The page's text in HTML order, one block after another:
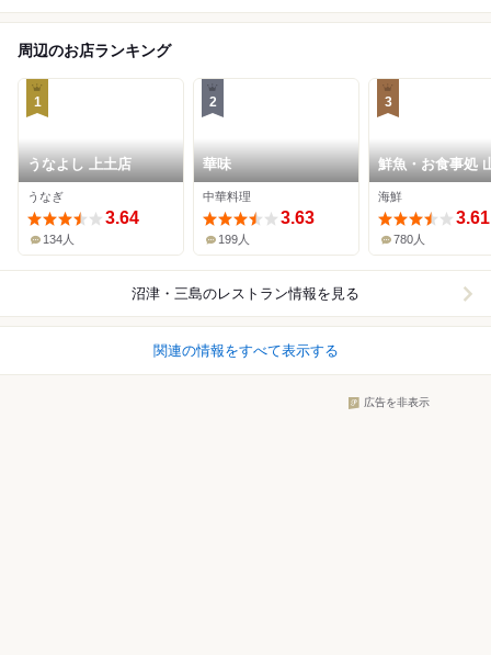
周辺のお店ランキング
1
うなよし 上土店
うなぎ
3.64
134人
2
華味
中華料理
3.63
199人
3
鮮魚・お食事処
本店
海鮮
3.61
780人
沼津・三島のレストラン情報を見る
関連の情報をすべて表示する
広告を非表示